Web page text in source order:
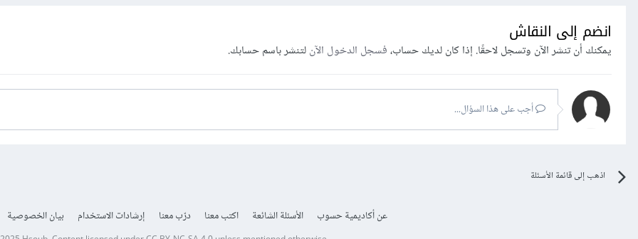
انضم إلى النقاش
يمكنك أن تنشر الآن وتسجل لاحقًا. إذا كان لديك حساب،فسجل الدخول الآنلتنشر باسم حسابك.
أجب على هذا السؤال...
اذهب إلى قائمة الأسئلة
عن أكاديمية حسوب الأسئلة الشائعة اكتب معنا درّب معنا إرشادات الاستخدام بيان الخصوصية